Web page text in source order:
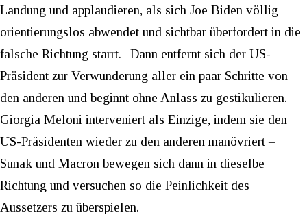
Landung und applaudieren, als sich Joe Biden völlig
orientierungslos abwendet und sichtbar überfordert in die
falsche Richtung starrt.
Dann entfernt sich der US-
Präsident zur Verwunderung aller ein paar Schritte von
den anderen und beginnt ohne Anlass zu gestikulieren.
Giorgia Meloni interveniert als Einzige, indem sie den
US-Präsidenten wieder zu den anderen manövriert –
Sunak und Macron bewegen sich dann in dieselbe
Richtung und versuchen so die Peinlichkeit des
Aussetzers zu überspielen.